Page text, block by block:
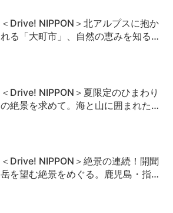
＜Drive! NIPPON＞北アルプスに抱か
れる「大町市」、自然の恵みを知る…
＜Drive! NIPPON＞夏限定のひまわり
の絶景を求めて。海と山に囲まれた…
＜Drive! NIPPON＞絶景の連続！開聞
岳を望む絶景をめぐる。鹿児島・指…